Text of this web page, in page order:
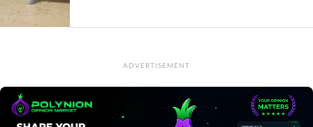
ADVERTISEMENT